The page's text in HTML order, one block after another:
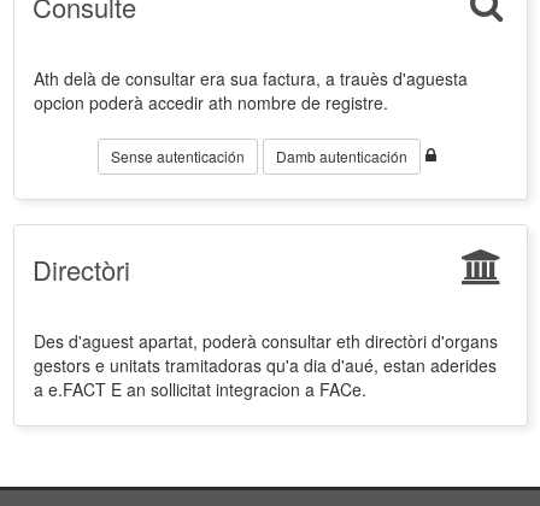
Ath delà de consultar era sua factura, a trauès d'aguesta
opcion poderà accedir ath nombre de registre.
Sense autenticación Damb autenticación
Directòri
Des d'aguest apartat, poderà consultar eth directòri d'organs
gestors e unitats tramitadoras qu'a dia d'aué, estan aderides
a e.FACT E an sollicitat integracion a FACe.